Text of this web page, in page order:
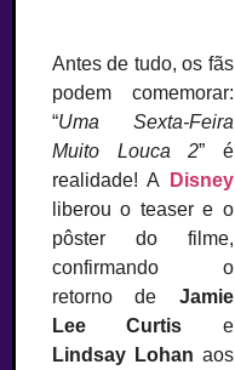
Antes de tudo, os fãs
podem comemorar:
“Uma Sexta-Feira
Muito Louca 2” é
realidade! A
Disney
liberou o teaser e o
pôster do filme,
confirmando o
retorno de Jamie
Lee Curtis e
Lindsay Lohan aos